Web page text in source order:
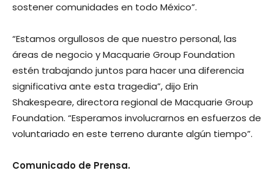
sostener comunidades en todo México”.
“Estamos orgullosos de que nuestro personal, las
áreas de negocio y Macquarie Group Foundation
estén trabajando juntos para hacer una diferencia
significativa ante esta tragedia”, dijo Erin
Shakespeare, directora regional de Macquarie Group
Foundation. “Esperamos involucrarnos en esfuerzos de
voluntariado en este terreno durante algún tiempo”.
Comunicado de Prensa.